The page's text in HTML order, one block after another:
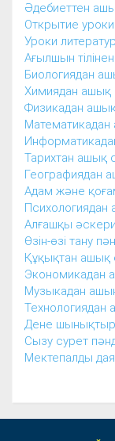
Әдебиеттен
Открытие
Уроки
Ағылшын
Биологиядан
Химиядан ашық
Физикадан
Тарихтан ашық
Географиядан
Адам және
Психологиядан
Алғашқы
Өзін-өзі тану
Құқықтан ашық
Экономикадан
Музыкадан
Технологиядан
Дене
Сызу сурет
Мектепалды